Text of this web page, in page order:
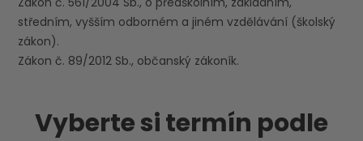
středním, vyšším odborném a jiném vzdělávání (školský
zákon).
Zákon č. 89/2012 Sb., občanský zákoník.
Vyberte si termín podle